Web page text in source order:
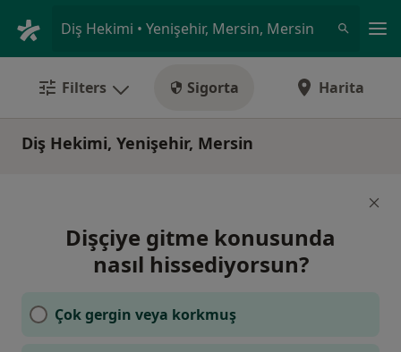
Diş Hekimi • Yenişehir, Mersin, Mersin
Filters Sigorta Harita
Diş Hekimi, Yenişehir, Mersin
Dişçiye gitme konusunda
nasıl hissediyorsun?
Çok gergin veya korkmuş